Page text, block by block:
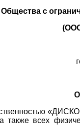
Общества с
а также всех